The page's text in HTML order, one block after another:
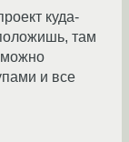
куда-
там
можно
и все